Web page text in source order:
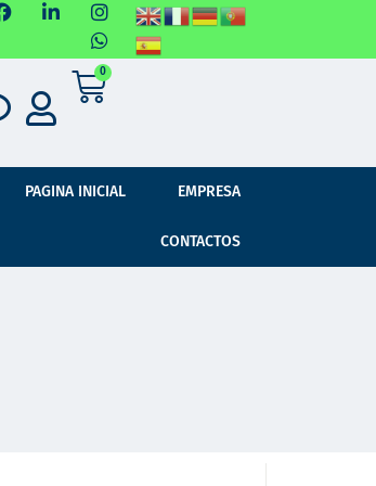
0
PAGINA INICIAL EMPRESA
CONTACTOS